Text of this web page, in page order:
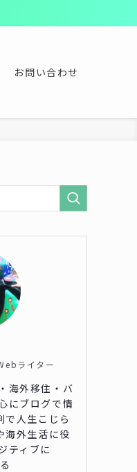
お問い合わせ
ライター
海外移住・バ
にブログで情
人生こじら
海外生活に役
ティブに